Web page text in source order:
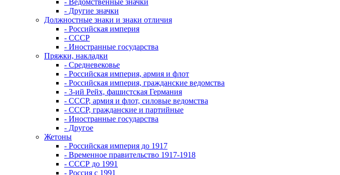
- Ведомственные значки
- Другие значки
Должностные знаки и знаки отличия
- Российская империя
- СССР
- Иностранные государства
Пряжки, накладки
- Средневековье
- Российская империя, армия и флот
- Российская империя, гражданские ведомства
- 3-ий Рейх, фашистская Германия
- СССР, армия и флот, силовые ведомства
- СССР, гражданские и партийные
- Иностранные государства
- Другое
Жетоны
- Российская империя до 1917
- Временное правительство 1917-1918
- СССР до 1991
- Россия с 1991